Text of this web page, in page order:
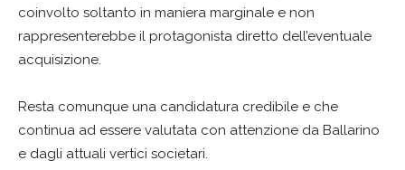
coinvolto soltanto in maniera marginale e non
rappresenterebbe il protagonista diretto dell’eventuale
acquisizione.
Resta comunque una candidatura credibile e che
continua ad essere valutata con attenzione da Ballarino
e dagli attuali vertici societari.